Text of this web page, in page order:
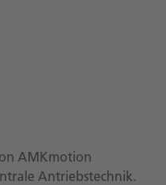
AMKmotion
Antriebstechnik.